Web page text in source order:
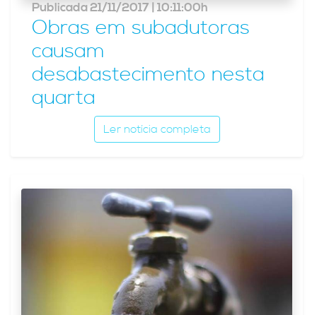
Publicada 21/11/2017 | 10:11:00h
Obras em subadutoras
causam
desabastecimento nesta
quarta
Ler notícia completa